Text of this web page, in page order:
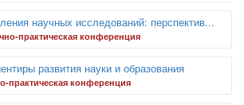
научных исследований: перспектив...
практическая конференция
развития науки и образования
практическая конференция